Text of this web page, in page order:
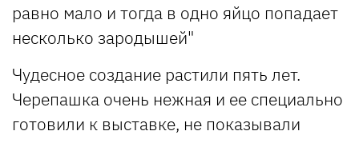
равно мало и тогда в одно яйцо попадает
несколько зародышей"
Чудесное создание растили пять лет.
Черепашка очень нежная и ее специально
готовили к выставке, не показывали